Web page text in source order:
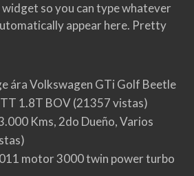
so you can type whatever
appear here. Pretty
ára Volkswagen GTi Golf Beetle
1.8T BOV(21357 vistas)
Kms, 2do Dueño, Varios
motor 3000 twin power turbo